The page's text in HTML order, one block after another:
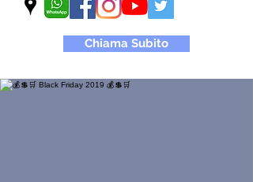
Chiama Subito